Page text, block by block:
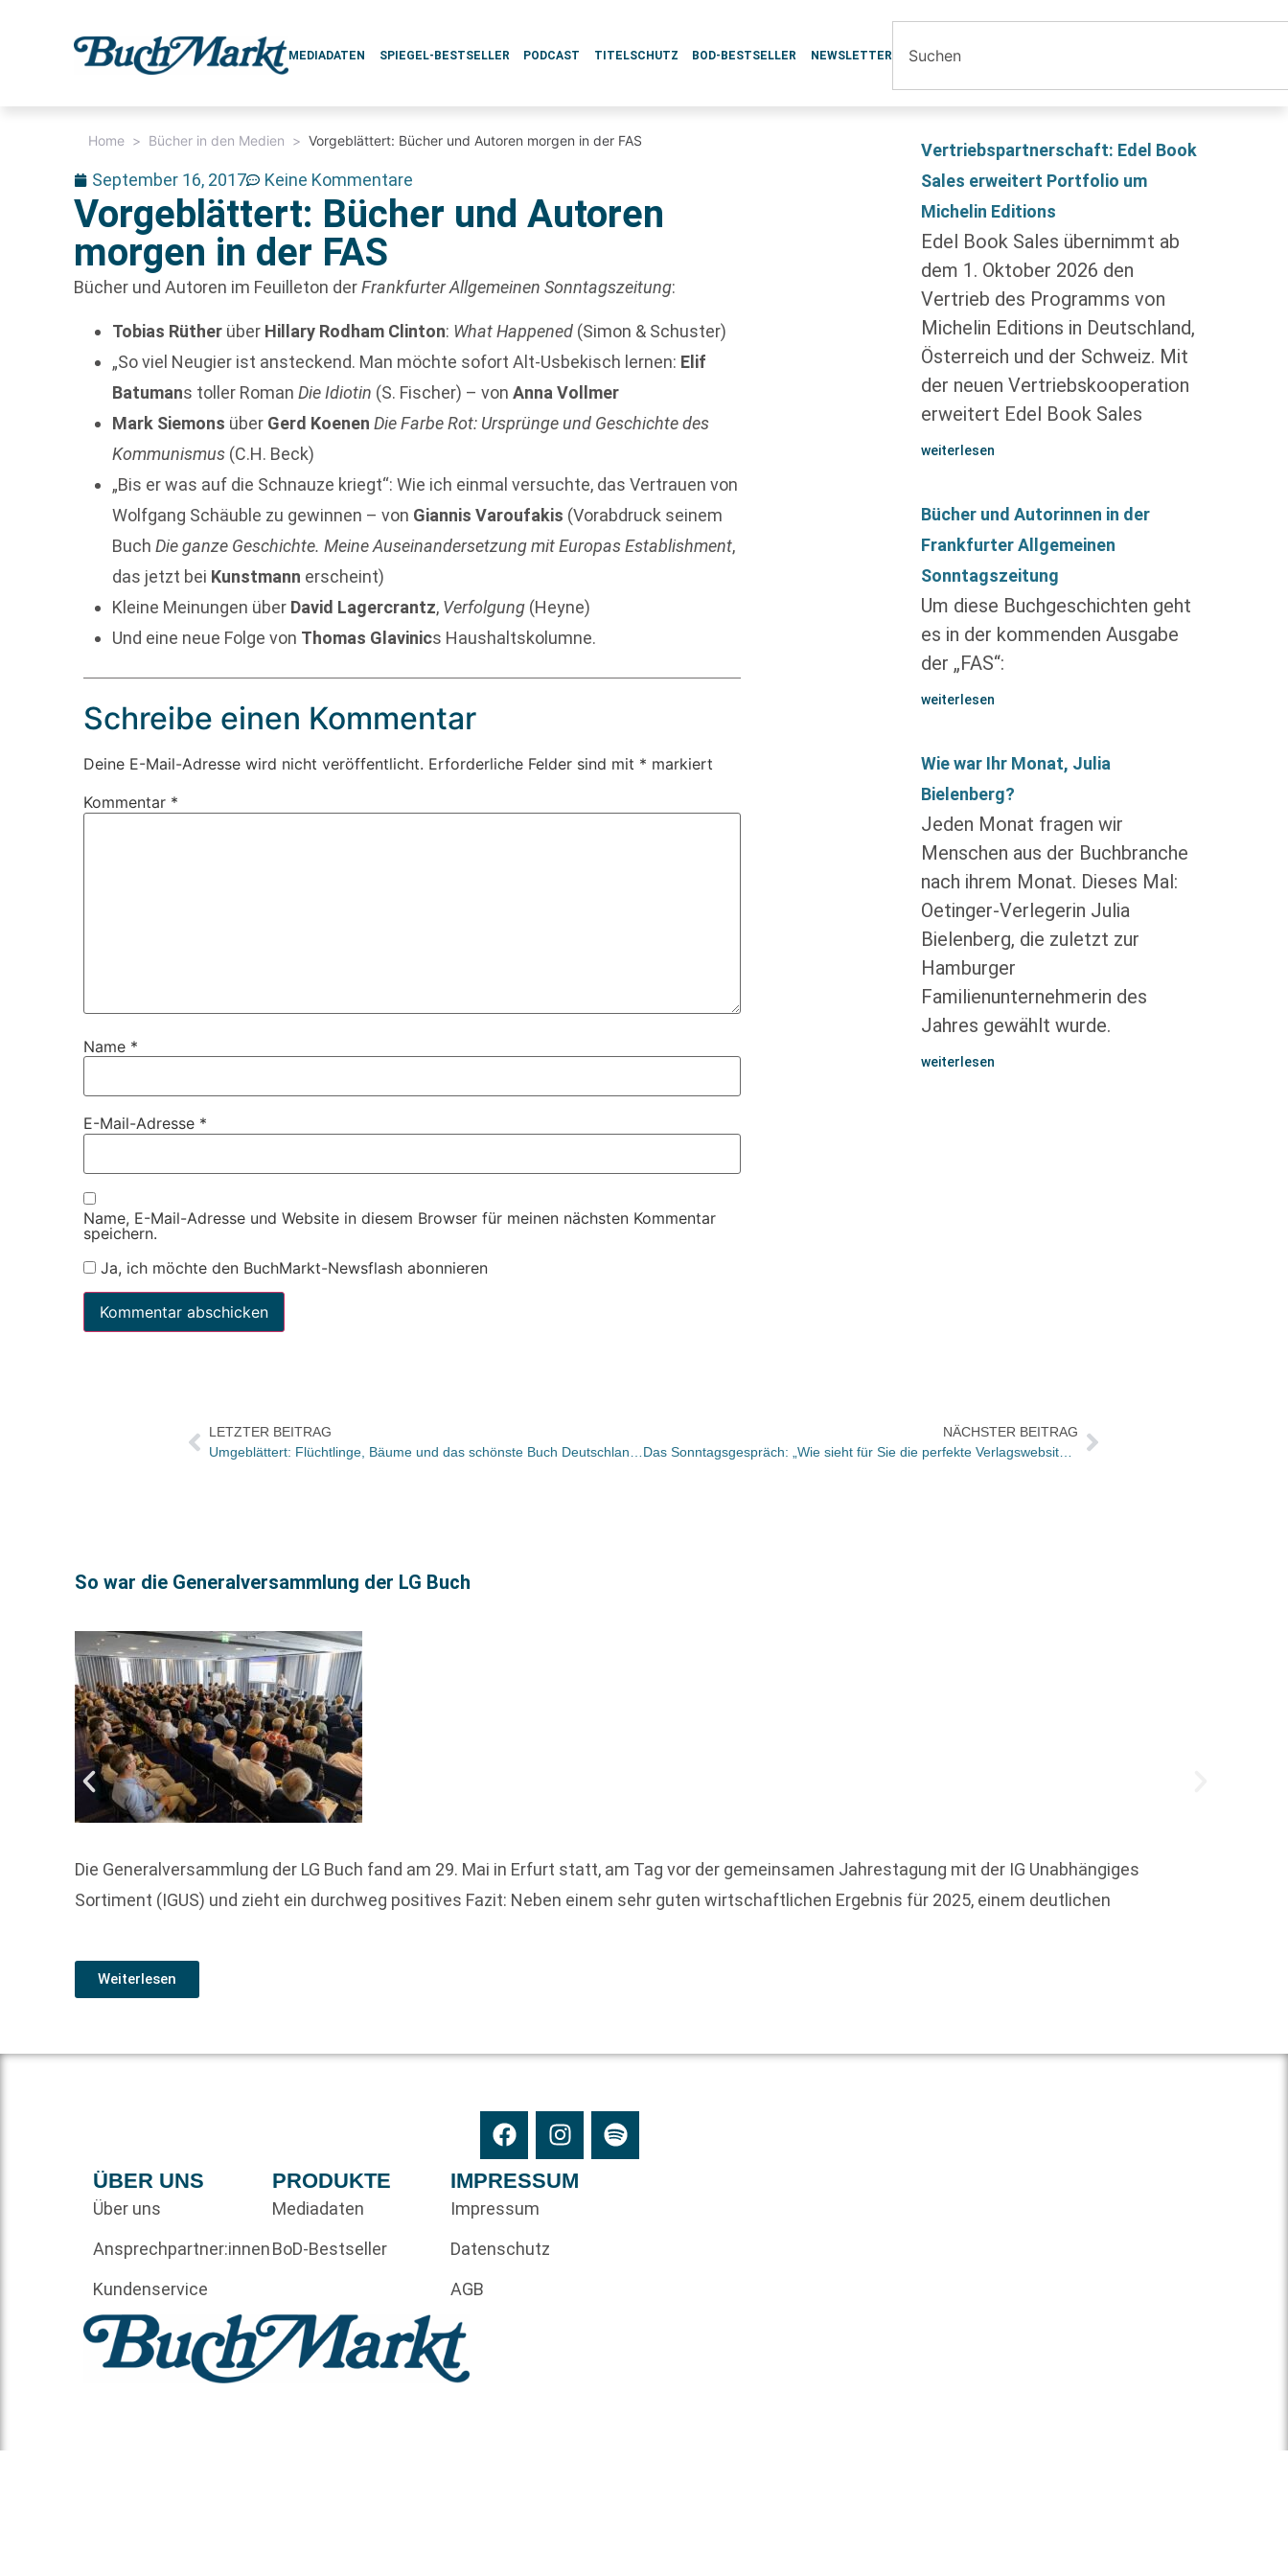
MEDIADATEN SPIEGEL-BESTSELLER PODCAST TITELSCHUTZ BOD-BESTSELLER NEWSLETTER
Home > Bücher in den Medien > Vorgeblättert: Bücher und Autoren morgen in der FAS
September 16, 2017 Keine Kommentare
Vorgeblättert: Bücher und Autoren
morgen in der FAS
Bücher und Autoren im Feuilleton derFrankfurter Allgemeinen Sonntagszeitung:
Tobias Rüther über Hillary Rodham Clinton: What Happened (Simon & Schuster)
„So viel Neugier ist ansteckend. Man möchte sofort Alt-Usbekisch lernen: Elif
Batumans toller RomanDie Idiotin (S. Fischer) – vonAnna Vollmer
Mark Siemons über Gerd Koenen Die Farbe Rot: Ursprünge und Geschichte des
Kommunismus (C.H. Beck)
„Bis er was auf die Schnauze kriegt“: Wie ich einmal versuchte, das Vertrauen von
Wolfgang Schäuble zu gewinnen – von Giannis Varoufakis (Vorabdruck seinem
BuchDie ganze Geschichte. Meine Auseinandersetzung mit Europas Establishment,
das jetzt bei Kunstmann erscheint)
Kleine Meinungen über David Lagercrantz, Verfolgung (Heyne)
Und eine neue Folge von Thomas Glavinics Haushaltskolumne.
Schreibe einen Kommentar
Deine E-Mail-Adresse wird nicht veröffentlicht. Erforderliche Felder sind mit * markiert
Kommentar *
Name *
E-Mail-Adresse *
Name, E-Mail-Adresse und Website in diesem Browser für meinen nächsten Kommentar
speichern.
Ja, ich möchte den BuchMarkt-Newsflash abonnieren
Vertriebspartnerschaft: Edel Book
Sales erweitert Portfolio um
Michelin Editions
Edel Book Sales übernimmt ab
dem 1. Oktober 2026 den
Vertrieb des Programms von
Michelin Editions in Deutschland,
Österreich und der Schweiz. Mit
der neuen Vertriebskooperation
erweitert Edel Book Sales
weiterlesen
Bücher und Autorinnen in der
Frankfurter Allgemeinen
Sonntagszeitung
Um diese Buchgeschichten geht
es in der kommenden Ausgabe
der „FAS“:
weiterlesen
Wie war Ihr Monat, Julia
Bielenberg?
Jeden Monat fragen wir
Menschen aus der Buchbranche
nach ihrem Monat. Dieses Mal:
Oetinger-Verlegerin Julia
Bielenberg, die zuletzt zur
Hamburger
Familienunternehmerin des
Jahres gewählt wurde.
weiterlesen
LETZTER BEITRAG
NÄCHSTER BEITRAG
So war die Generalversammlung der LG Buch
Die Generalversammlung der LG Buch fand am 29. Mai in Erfurt statt, am Tag vor der gemeinsamen Jahrestagung mit der IG Unabhängiges
Sortiment (IGUS) und zieht ein durchweg positives Fazit: Neben einem sehr guten wirtschaftlichen Ergebnis für 2025, einem deutlichen
Weiterlesen
ÜBER UNS
Über uns
Ansprechpartner:innen
Kundenservice
PRODUKTE
Mediadaten
BoD-Bestseller
IMPRESSUM
Impressum
Datenschutz
AGB